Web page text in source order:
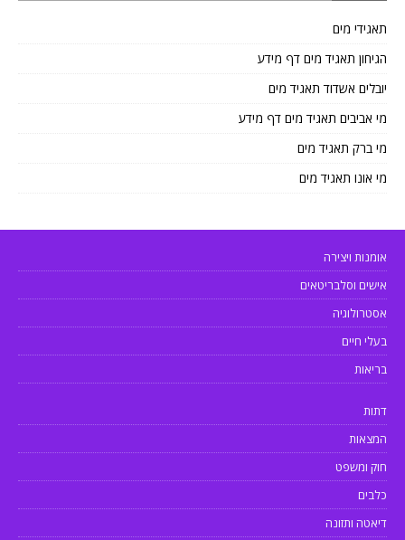
תאגידי מים
הגיחון תאגיד מים דף מידע
יובלים אשדוד תאגיד מים
מי אביבים תאגיד מים דף מידע
מי ברק תאגיד מים
מי אונו תאגיד מים
אומנות ויצירה
אישים וסלבריטאים
אסטרולוגיה
בעלי חיים
בריאות
דתות
המצאות
חוק ומשפט
כלבים
דיאטה ותזונה